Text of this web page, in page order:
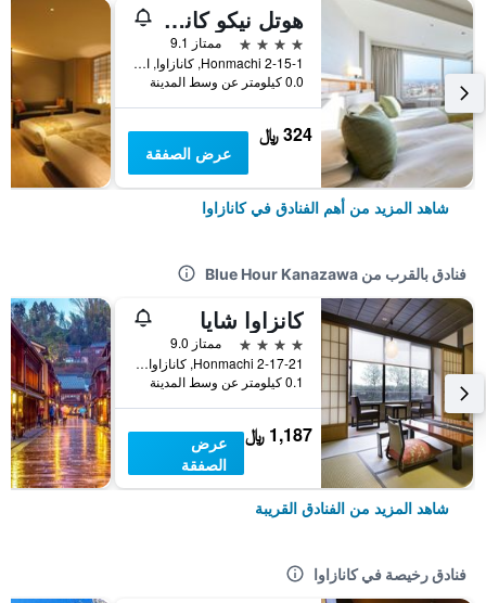
هوتل نيكو كانازاوا
4 نجوم
ممتاز 9.1
2-15-1 Honmachi, كانازاوا, اليابان
0.0 كيلومتر عن وسط المدينة
324 ﷼
عرض الصفقة
شاهد المزيد من أهم الفنادق في كانازاوا
فنادق بالقرب من Blue Hour Kanazawa
كانزاوا شايا
4 نجوم
ممتاز 9.0
2-17-21 Honmachi, كانازاوا, اليابان
0.1 كيلومتر عن وسط المدينة
1,187 ﷼
عرض
الصفقة
شاهد المزيد من الفنادق القريبة
فنادق رخيصة في كانازاوا